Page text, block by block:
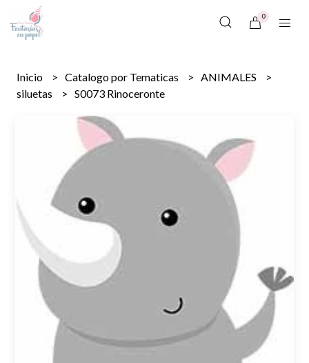
0
Inicio Catalogo por Tematicas
ANIMALES
siluetas
S0073 Rinoceronte